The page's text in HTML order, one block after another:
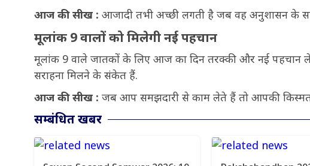
आज की सीख : आजादी तभी अच्छी लगती है जब वह अनुशासन के
मूलांक 9 वालों को मिलेगी नई पहचान
मूलांक 9 वाले जातकों के लिए आज का दिन तरक्की और नई पहचान
सराहना मिलने के संकेत हैं.
आज की सीख : जब आप समझदारी से काम लेते हैं तो आपकी
सम्बंधित खबर